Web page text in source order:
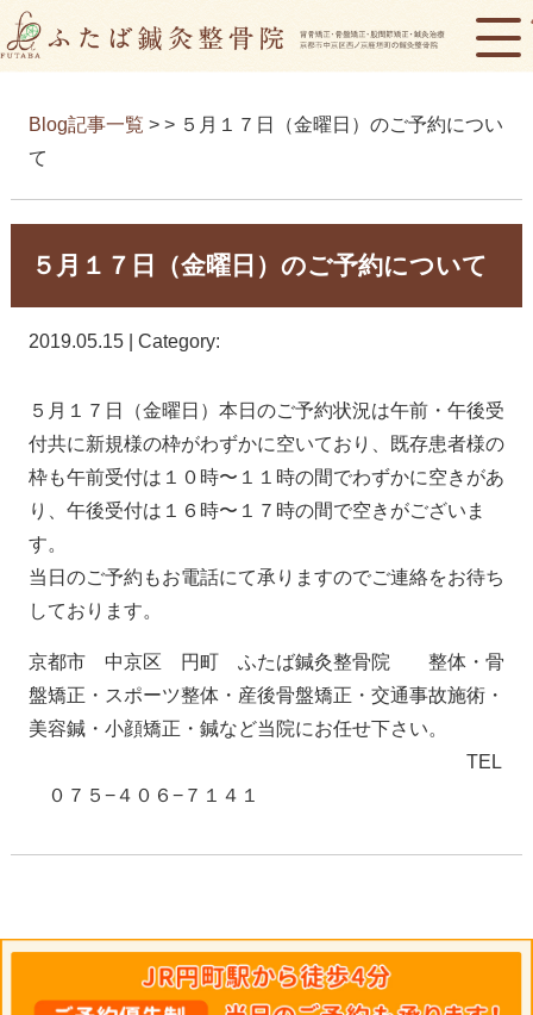
Blog記事一覧 > > ５月１７日（金曜日）のご予約につい
て
５月１７日（金曜日）のご予約について
2019.05.15 | Category:
５月１７日（金曜日）本日のご予約状況は午前・午後受
付共に新規様の枠がわずかに空いており、既存患者様の
枠も午前受付は１０時〜１１時の間でわずかに空きがあ
り、午後受付は１６時〜１７時の間で空きがございま
す。
当日のご予約もお電話にて承りますのでご連絡をお待ち
しております。
京都市 中京区 円町 ふたば鍼灸整骨院 整体・骨
盤矯正・スポーツ整体・産後骨盤矯正・交通事故施術・
美容鍼・小顔矯正・鍼など当院にお任せ下さい。
TEL
０７５−４０６−７１４１